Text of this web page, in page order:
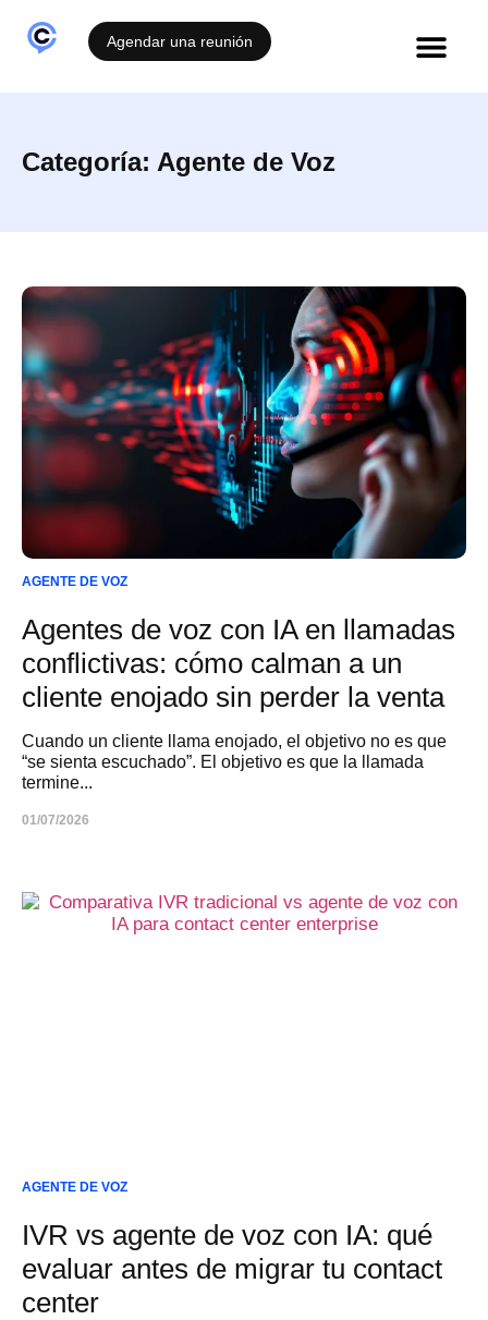
Agendar una reunión
Categoría: Agente de Voz
AGENTE DE VOZ
Agentes de voz con IA en llamadas
conflictivas: cómo calman a un
cliente enojado sin perder la venta
Cuando un cliente llama enojado, el objetivo no es que
“se sienta escuchado”. El objetivo es que la llamada
termine...
01/07/2026
AGENTE DE VOZ
IVR vs agente de voz con IA: qué
evaluar antes de migrar tu contact
center